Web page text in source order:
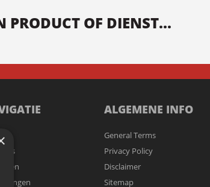
PRODUCT OF DIENST...
Ons
ALGEMENE INFO
General Terms
Privacy Policy
Disclaimer
Sitemap